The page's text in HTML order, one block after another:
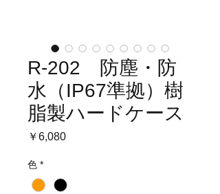
R-202 防塵・防
水（IP67準拠）樹
脂製ハードケース
￥6,080価
色 *